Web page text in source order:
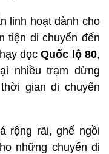
linh hoạt dành cho
tiện di chuyển đến
dọcQuốc lộ 80,
nhiều trạm dừng
gian di chuyển
rộng rãi, ghế ngồi
những chuyến đi